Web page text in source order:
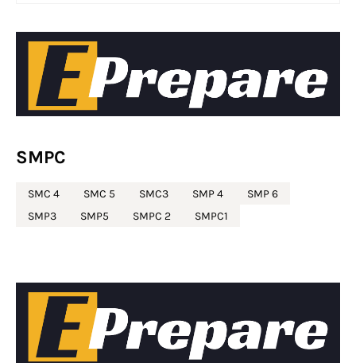
SMPC
SMC 4 SMC 5 SMC3 SMP 4
SMP 6
SMP3
SMP5 SMPC 2 SMPC1